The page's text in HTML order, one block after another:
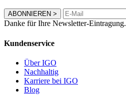
ABONNIEREN >
Danke für Ihre Newsletter-Eintragung.
Kundenservice
Über IGO
Nachhaltig
Karriere bei IGO
Blog